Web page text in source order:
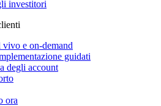
investitori
vivo e on-demand
guidati
degli account
ora